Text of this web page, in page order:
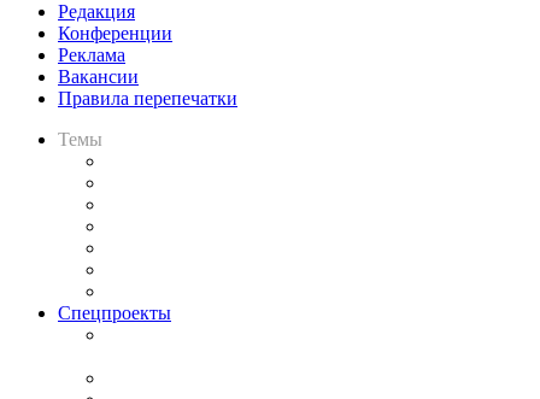
Редакция
Конференции
Реклама
Вакансии
Правила перепечатки
Темы
Спецпроекты